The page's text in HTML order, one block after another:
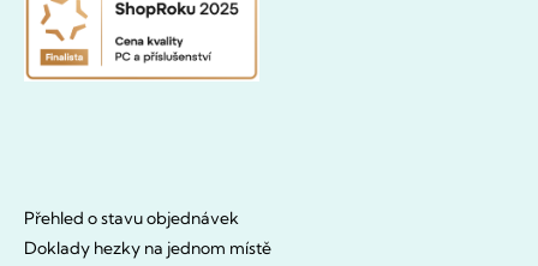
Přehled o stavu objednávek
Doklady hezky na jednom místě